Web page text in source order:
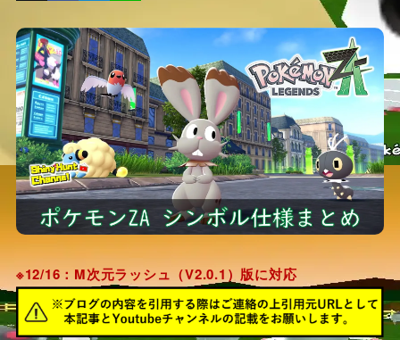
※12/16：M次元ラッシュ（V2.0.1）版に対応